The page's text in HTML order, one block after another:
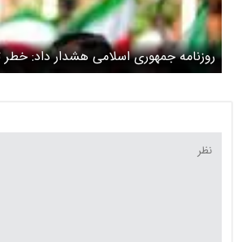
روزنامه جمهوری اسلامی هشدار داد: خطر
تجمعات شبانه کمتر از ترامپ و